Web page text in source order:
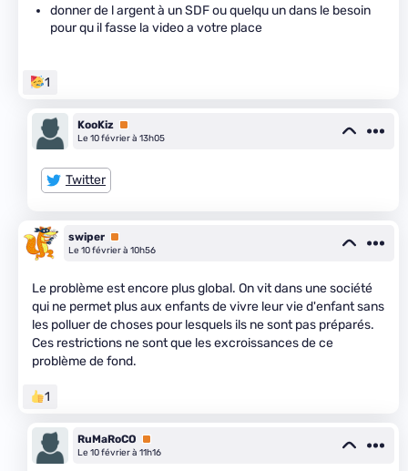
donner de l argent à un SDF ou quelqu un dans le besoin
pour qu il fasse la video a votre place
1
KooKiz Premium
Le 10 février à 13h05
Twitter
swiper Premium
Le 10 février à 10h56
Le problème est encore plus global. On vit dans une société
qui ne permet plus aux enfants de vivre leur vie d'enfant sans
les polluer de choses pour lesquels ils ne sont pas préparés.
Ces restrictions ne sont que les excroissances de ce
problème de fond.
1
RuMaRoCO
Premium
Le 10 février à 11h16